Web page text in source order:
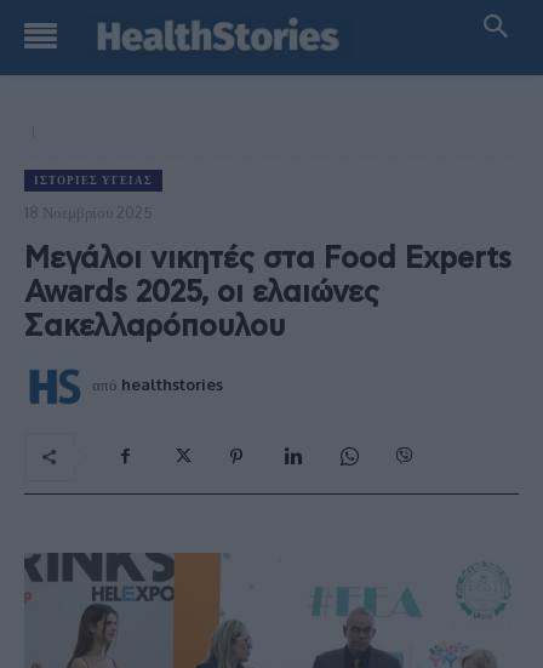
ΙΣΤΟΡΊΕΣ ΥΓΕΊΑΣ
18 Νοεμβρίου 2025
Μεγάλοι νικητές στα Food Experts
Awards 2025, οι ελαιώνες
Σακελλαρόπουλου
από healthstories